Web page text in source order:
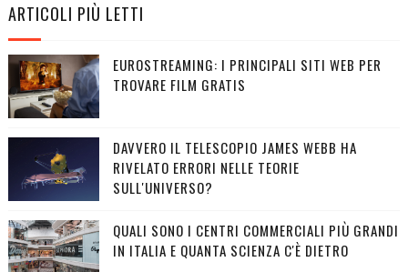
ARTICOLI PIÙ LETTI
EUROSTREAMING: I PRINCIPALI SITI WEB PER
TROVARE FILM GRATIS
DAVVERO IL TELESCOPIO JAMES WEBB HA
RIVELATO ERRORI NELLE TEORIE
SULL'UNIVERSO?
QUALI SONO I CENTRI COMMERCIALI PIÙ GRANDI
IN ITALIA E QUANTA SCIENZA C'È DIETRO